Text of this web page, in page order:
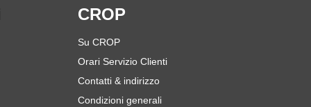
CROP
Su CROP
Orari Servizio Clienti
Contatti & indirizzo
Condizioni generali